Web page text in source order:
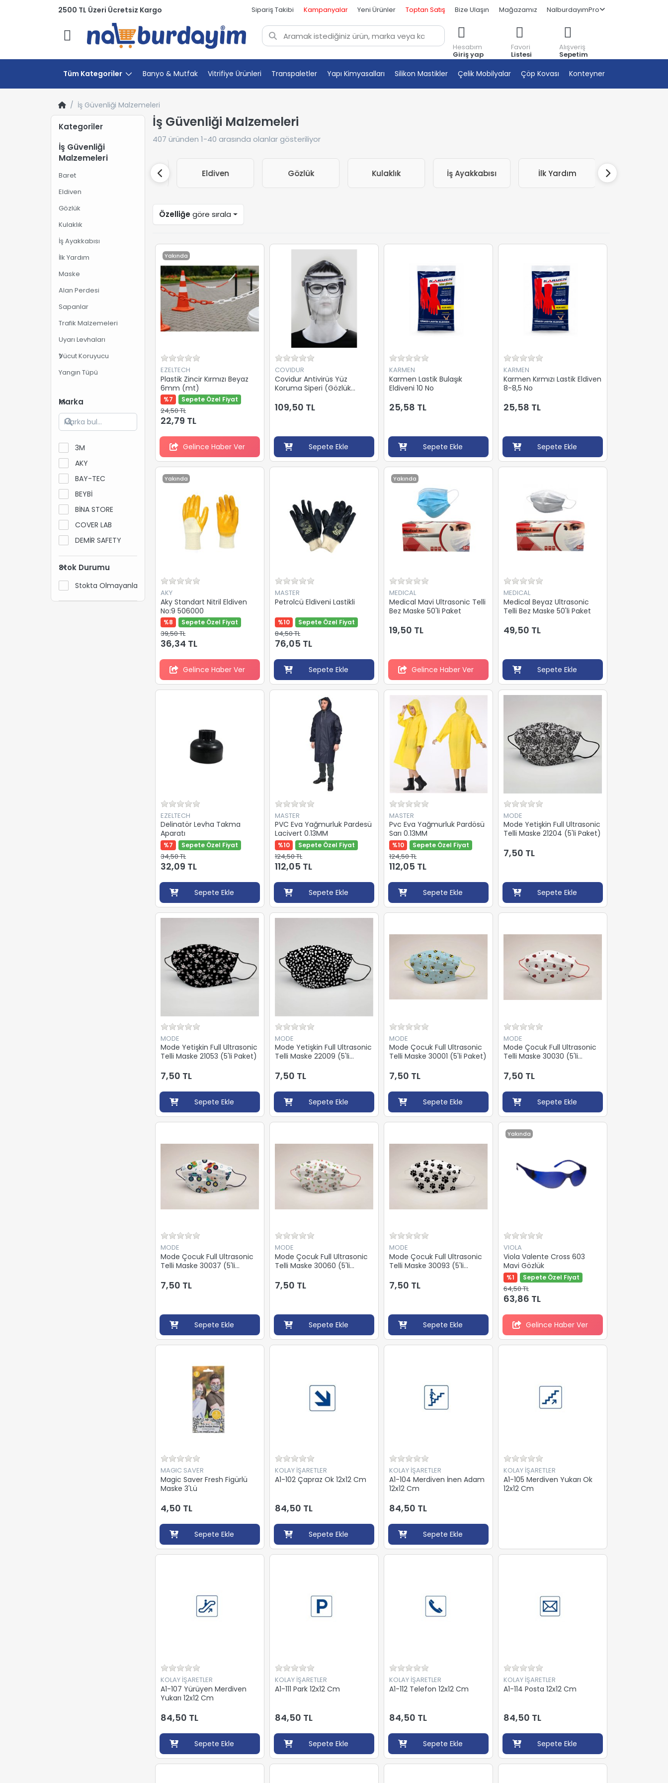
2500 TL Üzeri Ücretsiz Kargo Sipariş Takibi Kampanyalar Yeni Ürünler Toptan Satış Bize Ulaşın Mağazamız NalburdayımPro
Menü
Hesabım
Giriş yap
Favori
Listesi
Alışveriş
Sepetim
Tüm Kategoriler Banyo & Mutfak Vitrifiye Ürünleri Transpaletler Yapı Kimyasalları Silikon Mastikler Çelik Mobilyalar Çöp Kovası Konteyner
İş Güvenliği Malzemeleri
Kategoriler
İş Güvenliği
Malzemeleri
Baret
Eldiven
Gözlük
Kulaklık
İş Ayakkabısı
İlk Yardım
Maske
Alan Perdesi
Sapanlar
Trafik Malzemeleri
Uyarı Levhaları
Vücut Koruyucu
Yangın Tüpü
Marka
3M
AKY
BAY-TEC
BEYBİ
BİNA STORE
COVER LAB
DEMİR SAFETY
EMİRHAN
ERSAV
ESSAFE
FLOREX
Stok Durumu
Stokta Olmayanları Gizle
İş Güvenliği Malzemeleri
407 üründen 1-40 arasında olanlar gösteriliyor
Eldiven Gözlük Kulaklık İş Ayakkabısı İlk Yardım
Özelliğegöre sırala
Yakında
EZELTECH
Plastik Zincir Kırmızı Beyaz
6mm (mt)
%7 Sepete Özel Fiyat
24,50 TL
22,79 TL
Gelince Haber Ver
COVIDUR
Covidur Antivirüs Yüz
Koruma Siperi (Gözlük
109,50 TL
Sepete Ekle
KARMEN
Karmen Lastik Bulaşık
Eldiveni 10 No
25,58 TL
Sepete Ekle
KARMEN
Karmen Kırmızı Lastik Eldiven
8-8,5 No
25,58 TL
Sepete Ekle
Yakında
AKY
Aky Standart Nitril Eldiven
No:9 506000
%8 Sepete Özel Fiyat
39,50 TL
36,34 TL
Gelince Haber Ver
MASTER
Petrolcü Eldiveni Lastikli
%10 Sepete Özel Fiyat
84,50 TL
76,05 TL
Sepete Ekle
Yakında
MEDICAL
Medical Mavi Ultrasonic Telli
Bez Maske 50'li Paket
19,50 TL
Gelince Haber Ver
MEDICAL
Medical Beyaz Ultrasonic
Telli Bez Maske 50'li Paket
49,50 TL
Sepete Ekle
EZELTECH
Delinatör Levha Takma
Aparatı
%7 Sepete Özel Fiyat
34,50 TL
32,09 TL
Sepete Ekle
MASTER
PVC Eva Yağmurluk Pardesü
Lacivert 0.13MM
%10 Sepete Özel Fiyat
124,50 TL
112,05 TL
Sepete Ekle
MASTER
Pvc Eva Yağmurluk Pardösü
Sarı 0.13MM
%10 Sepete Özel Fiyat
124,50 TL
112,05 TL
Sepete Ekle
MODE
Mode Yetişkin Full Ultrasonic
Telli Maske 21204 (5'li Paket)
7,50 TL
Sepete Ekle
MODE
Mode Yetişkin Full Ultrasonic
Telli Maske 21053 (5'li Paket)
7,50 TL
Sepete Ekle
MODE
Mode Yetişkin Full Ultrasonic
Telli Maske 22009 (5'li
7,50 TL
Sepete Ekle
MODE
Mode Çocuk Full Ultrasonic
Telli Maske 30001 (5'li Paket)
7,50 TL
Sepete Ekle
MODE
Mode Çocuk Full Ultrasonic
Telli Maske 30030 (5'li
7,50 TL
Sepete Ekle
MODE
Mode Çocuk Full Ultrasonic
Telli Maske 30037 (5'li
7,50 TL
Sepete Ekle
MODE
Mode Çocuk Full Ultrasonic
Telli Maske 30060 (5'li
7,50 TL
Sepete Ekle
MODE
Mode Çocuk Full Ultrasonic
Telli Maske 30093 (5'li
7,50 TL
Sepete Ekle
Yakında
VIOLA
Viola Valente Cross 603
Mavi Gözlük
%1 Sepete Özel Fiyat
64,50 TL
63,86 TL
Gelince Haber Ver
MAGIC SAVER
Magic Saver Fresh Figürlü
Maske 3'Lü
4,50 TL
Sepete Ekle
KOLAY İŞARETLER
A1-102 Çapraz Ok 12x12 Cm
84,50 TL
Sepete Ekle
KOLAY İŞARETLER
A1-104 Merdiven İnen Adam
12x12 Cm
84,50 TL
Sepete Ekle
KOLAY İŞARETLER
A1-105 Merdiven Yukarı Ok
12x12 Cm
KOLAY İŞARETLER
A1-107 Yürüyen Merdiven
Yukarı 12x12 Cm
84,50 TL
Sepete Ekle
KOLAY İŞARETLER
A1-111 Park 12x12 Cm
84,50 TL
Sepete Ekle
KOLAY İŞARETLER
A1-112 Telefon 12x12 Cm
84,50 TL
Sepete Ekle
KOLAY İŞARETLER
A1-114 Posta 12x12 Cm
84,50 TL
Sepete Ekle